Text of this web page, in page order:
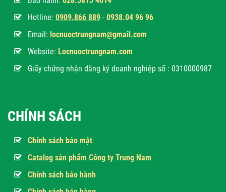
Hotline: 0909.866 889 - 0938.04 96 96
Email: locnuoctrungnam@gmail.com
Website: Locnuoctrungnam.com
Giấy chứng nhận đăng ký doanh nghiệp số : 0310000987
CHÍNH SÁCH
Chính sách bảo mật
Catalog sản phẩm Công ty Trung Nam
Chính sách bảo hành